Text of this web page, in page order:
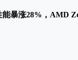
能暴涨28%，AMD